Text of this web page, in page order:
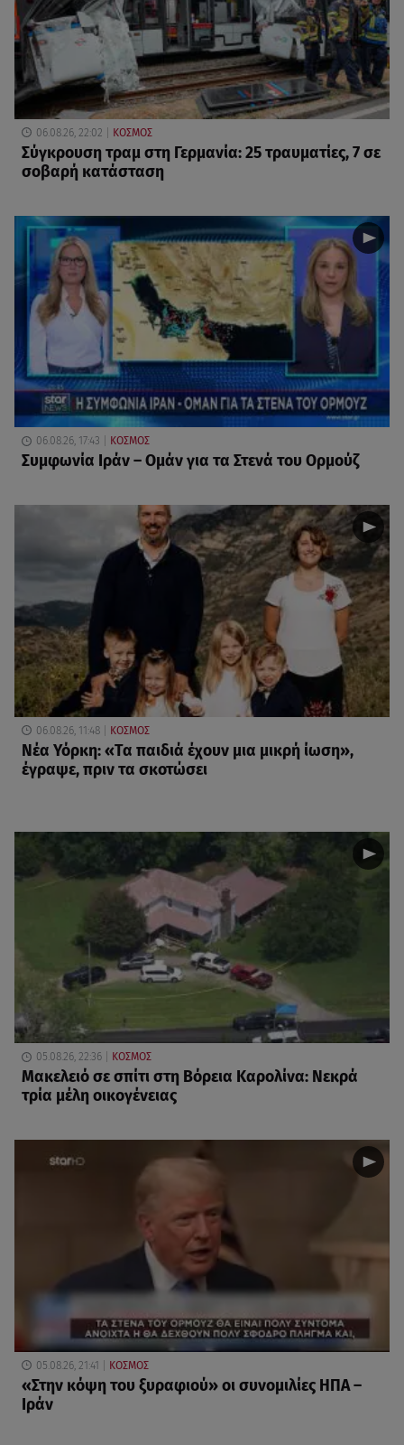
06.08.26, 22:02 ΚΟΣΜΟΣ
Σύγκρουση τραμ στη Γερμανία: 25 τραυματίες, 7 σε
σοβαρή κατάσταση
06.08.26, 17:43 ΚΟΣΜΟΣ
Συμφωνία Ιράν – Ομάν για τα Στενά του Ορμούζ
06.08.26, 11:48 ΚΟΣΜΟΣ
Νέα Υόρκη: «Τα παιδιά έχουν μια μικρή ίωση»,
έγραψε, πριν τα σκοτώσει
05.08.26, 22:36 ΚΟΣΜΟΣ
Μακελειό σε σπίτι στη Βόρεια Καρολίνα: Νεκρά
τρία μέλη οικογένειας
05.08.26, 21:41 ΚΟΣΜΟΣ
«Στην κόψη του ξυραφιού» οι συνομιλίες ΗΠΑ –
Ιράν